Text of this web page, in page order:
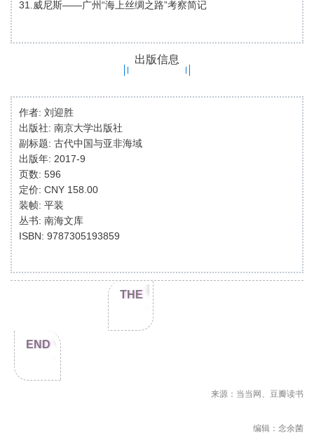
31.威尼斯——广州“海上丝绸之路”考察简记
出版信息
作者: 刘迎胜
出版社: 南京大学出版社
副标题: 古代中国与亚非海域
出版年: 2017-9
页数: 596
定价: CNY 158.00
装帧: 平装
丛书: 南海文库
ISBN: 9787305193859
THE
END
来源：当当网、豆瓣读书
编辑：念余菌